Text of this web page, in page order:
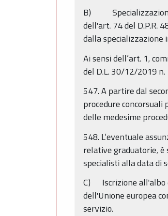
B) Specializzazione
dell'art. 74 del D.P.R.
dalla specializzazione
Ai sensi dell’art. 1,
del D.L. 30/12/2019
547. A partire dal
procedure concorsuali
delle medesime
548. L’eventuale
relative graduatorie, è
specialisti alla data di
C) Iscrizione all'albo
dell'Unione europea
servizio.